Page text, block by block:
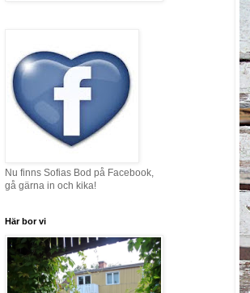
Nu finns Sofias Bod på Facebook,
gå gärna in och kika!
Här bor vi